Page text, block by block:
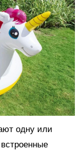
одну или
встроенные